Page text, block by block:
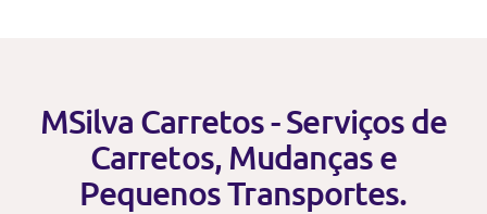
MSilva Carretos - Serviços de
Carretos, Mudanças e
Pequenos Transportes.